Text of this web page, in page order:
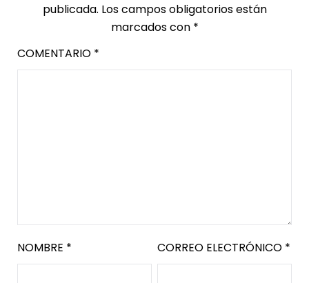
publicada. Los campos obligatorios están
marcados con *
COMENTARIO *
NOMBRE * CORREO ELECTRÓNICO *